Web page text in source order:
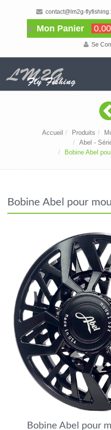
contact@lm2g-
Mon Panier
Se
Accueil Produits
Abel -
Bobine Abel
Bobine Abel pour
Bobine Abel pour